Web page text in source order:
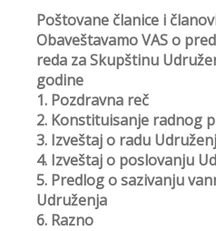
Poštovane članice i
Obaveštavamo VAS o
reda za Skupštinu
godine
1. Pozdravna reč
2. Konstituisanje radnog
3. Izveštaj o radu
4. Izveštaj o poslovanju
5. Predlog o sazivanju
Udruženja
6. Razno